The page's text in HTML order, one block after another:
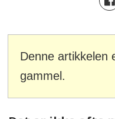
Denne artikkelen
gammel.